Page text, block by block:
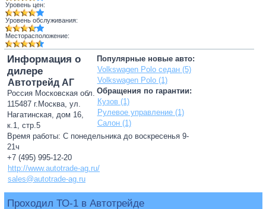
Уровень цен:
Уровень обслуживания:
Месторасположение:
Популярные новые авто:
Volkswagen Polo седан (5)
Volkswagen Polo (1)
Обращения по гарантии:
Кузов (1)
Рулевое управление (1)
Салон (1)
Информация о
дилере
Автотрейд АГ
Россия Московская обл.
115487 г.Москва, ул.
Нагатинская, дом 16,
к.1, стр.5
Время работы: С понедельника до воскресенья 9-
21ч
+7 (495) 995-12-20
http://www.autotrade-ag.ru/
sales@autotrade-ag.ru
Проходил ТО-1 в Автотрейде